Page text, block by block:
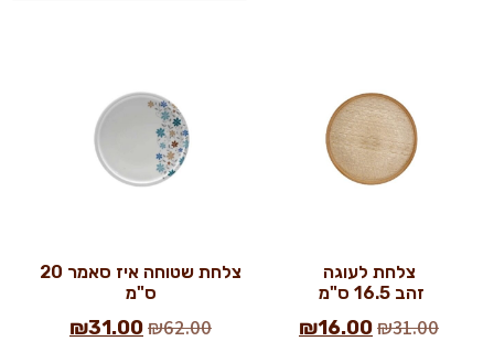
צלחת לעוגה
זהב 16.5 ס"מ
₪31.00
₪16.00
צלחת שטוחה איז סאמר 20
ס"מ
₪62.00
₪31.00